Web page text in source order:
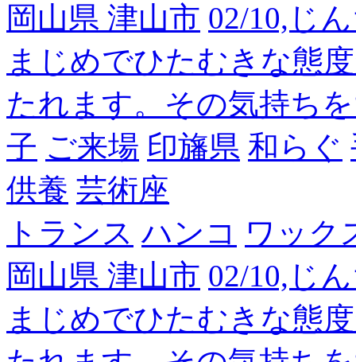
岡山県 津山市 02/10,じ
まじめでひたむきな態
たれます。その気持ち
子 ご来場 印旛県 和らぐ
供養 芸術座
トランス ハンコ ワック
岡山県 津山市 02/10,じ
まじめでひたむきな態